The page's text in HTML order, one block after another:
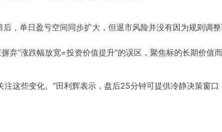
，单日盈亏空间同步扩大，但退市风险并没有因为规则调
弃“涨跌幅放宽=投资价值提升”的误区，聚焦标的长期价值而
注这些变化。”田利辉表示，盘后25分钟可提供冷静决策窗